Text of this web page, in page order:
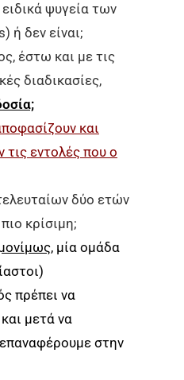
ψυγεία των
ή δεν είναι;
έστω και με τις
διαδικασίες,
και
τις εντολές που ο
δύο ετών
κρίσιμη;
, μία ομάδα
πρέπει να
μετά να
στην